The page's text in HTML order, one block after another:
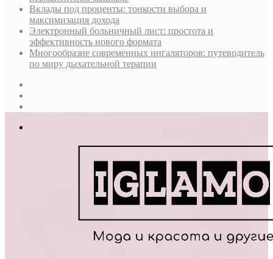
Вклады под проценты: тонкости выбора и
максимизация дохода
Электронный больничный лист: простота и
эффективность нового формата
Многообразие современных ингаляторов: путеводитель
по миру дыхательной терапии